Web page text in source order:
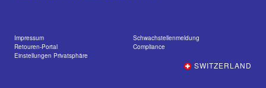
Impressum
Schwachstellenmeldung
Retouren-Portal
Compliance
Einstellungen Privatsphäre
SWITZERLAND